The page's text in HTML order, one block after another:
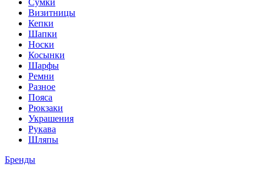
Сумки
Визитницы
Кепки
Шапки
Носки
Косынки
Шарфы
Ремни
Разное
Пояса
Рюкзаки
Украшения
Рукава
Шляпы
Бренды